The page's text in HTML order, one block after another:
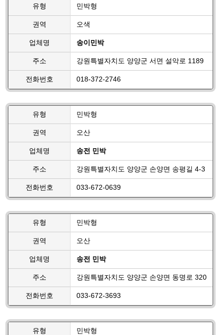
유형 민박형
권역 오색
업체명 송이민박
주소 강원특별자치도 양양군 서면 설악로 1189
전화번호 018-372-2746
유형 민박형
권역 오산
업체명 송전 민박
주소 강원특별자치도 양양군 손양면 송평길 4-3
전화번호 033-672-0639
유형 민박형
권역 오산
업체명 송전 민박
주소 강원특별자치도 양양군 손양면 동명로 320
전화번호 033-672-3693
유형 민박형